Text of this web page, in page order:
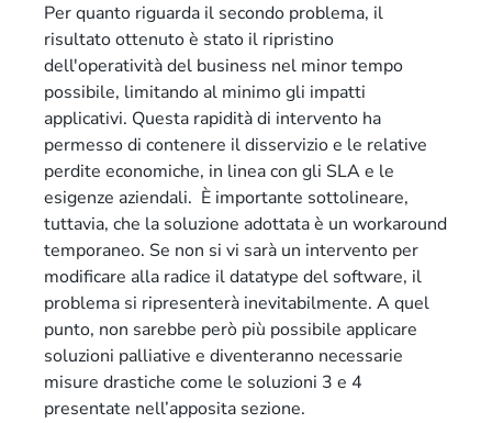
Per quanto riguarda il secondo problema, il
risultato ottenuto è stato il ripristino
dell'operatività del business nel minor tempo
possibile, limitando al minimo gli impatti
applicativi. Questa rapidità di intervento ha
permesso di contenere il disservizio e le relative
perdite economiche, in linea con gli SLA e le
esigenze aziendali. È importante sottolineare,
tuttavia, che la soluzione adottata è un workaround
temporaneo. Se non si vi sarà un intervento per
modificare alla radice il datatype del software, il
problema si ripresenterà inevitabilmente. A quel
punto, non sarebbe però più possibile applicare
soluzioni palliative e diventeranno necessarie
misure drastiche come le soluzioni 3 e 4
presentate nell’apposita sezione.